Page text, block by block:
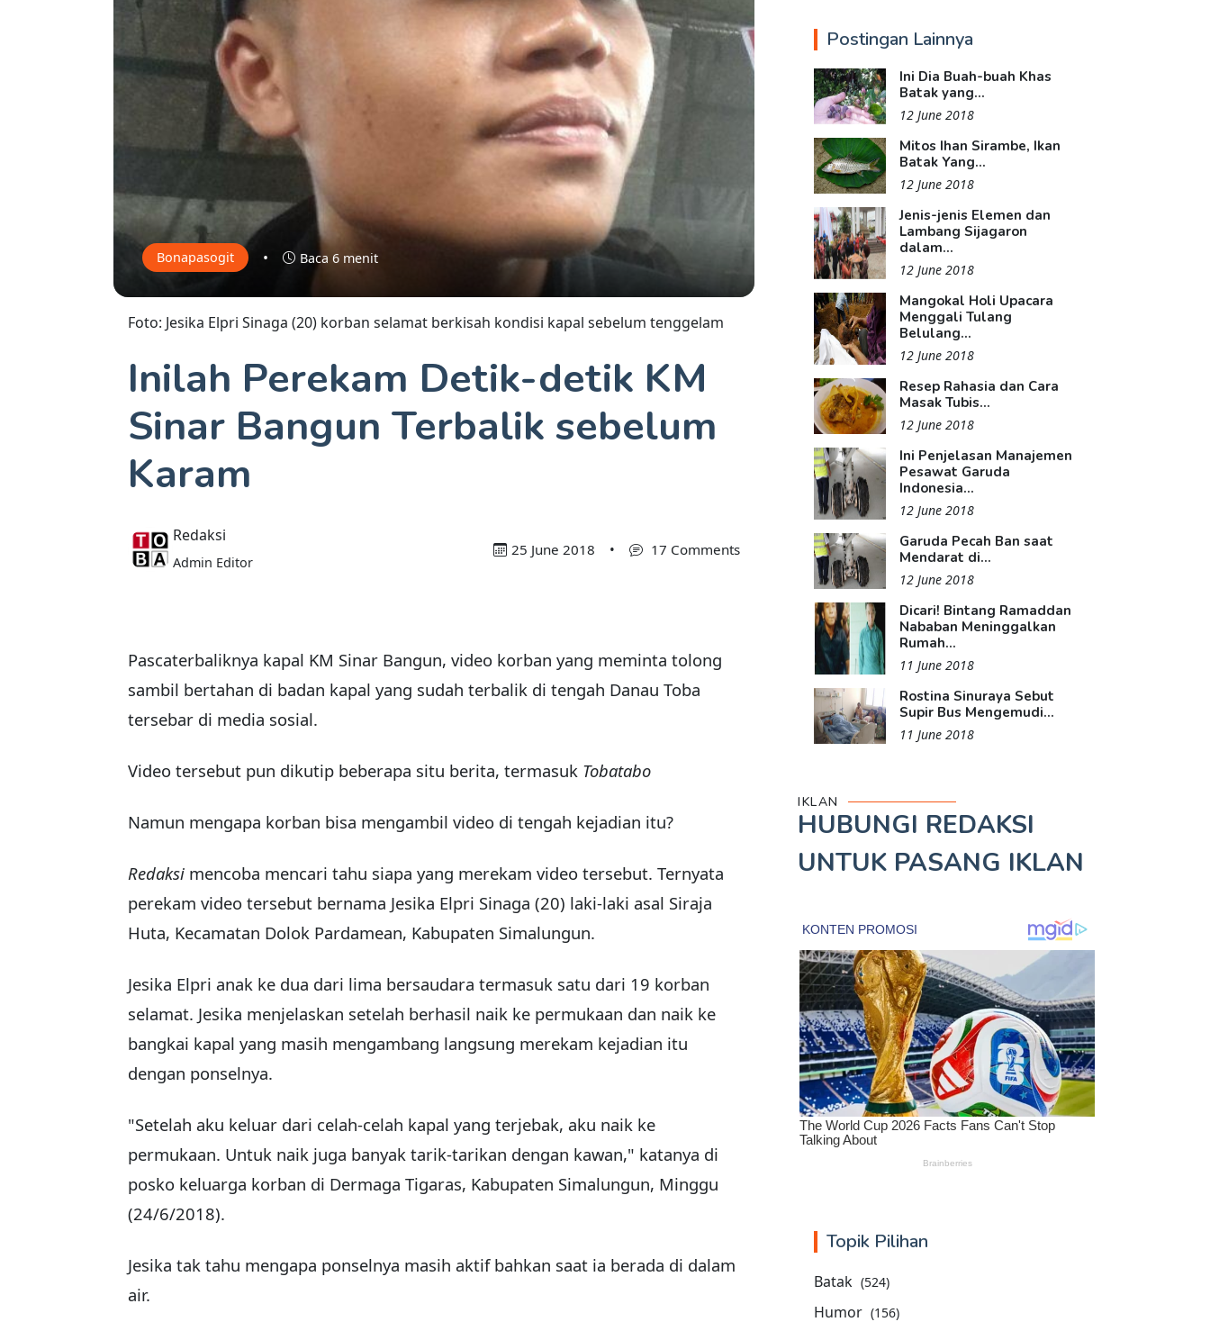
Bonapasogit • Baca 6 menit
Foto: Jesika Elpri Sinaga (20) korban selamat berkisah kondisi kapal sebelum tenggelam
Inilah Perekam Detik-detik KM
Sinar Bangun Terbalik sebelum
Karam
Redaksi
Admin Editor
25 June 2018 • 17 Comments
Pascaterbaliknya kapal KM Sinar Bangun, video korban yang meminta tolong
sambil bertahan di badan kapal yang sudah terbalik di tengah Danau Toba
tersebar di media sosial.
Video tersebut pun dikutip beberapa situ berita, termasuk Tobatabo
Namun mengapa korban bisa mengambil video di tengah kejadian itu?
Redaksi mencoba mencari tahu siapa yang merekam video tersebut. Ternyata
perekam video tersebut bernama Jesika Elpri Sinaga (20) laki-laki asal Siraja
Huta, Kecamatan Dolok Pardamean, Kabupaten Simalungun.
Jesika Elpri anak ke dua dari lima bersaudara termasuk satu dari 19 korban
selamat. Jesika menjelaskan setelah berhasil naik ke permukaan dan naik ke
bangkai kapal yang masih mengambang langsung merekam kejadian itu
dengan ponselnya.
"Setelah aku keluar dari celah-celah kapal yang terjebak, aku naik ke
permukaan. Untuk naik juga banyak tarik-tarikan dengan kawan," katanya di
posko keluarga korban di Dermaga Tigaras, Kabupaten Simalungun, Minggu
(24/6/2018).
Jesika tak tahu mengapa ponselnya masih aktif bahkan saat ia berada di dalam
air.
Postingan Lainnya
Ini Dia Buah-buah Khas
Batak yang...
12 June 2018
Mitos Ihan Sirambe, Ikan
Batak Yang...
12 June 2018
Jenis-jenis Elemen dan
Lambang Sijagaron
dalam...
12 June 2018
Mangokal Holi Upacara
Menggali Tulang
Belulang...
12 June 2018
Resep Rahasia dan Cara
Masak Tubis...
12 June 2018
Ini Penjelasan Manajemen
Pesawat Garuda
Indonesia...
12 June 2018
Garuda Pecah Ban saat
Mendarat di...
12 June 2018
Dicari! Bintang Ramaddan
Nababan Meninggalkan
Rumah...
11 June 2018
Rostina Sinuraya Sebut
Supir Bus Mengemudi...
11 June 2018
IKLAN
HUBUNGI REDAKSI
UNTUK PASANG IKLAN
Topik Pilihan
Batak (524)
Humor (156)